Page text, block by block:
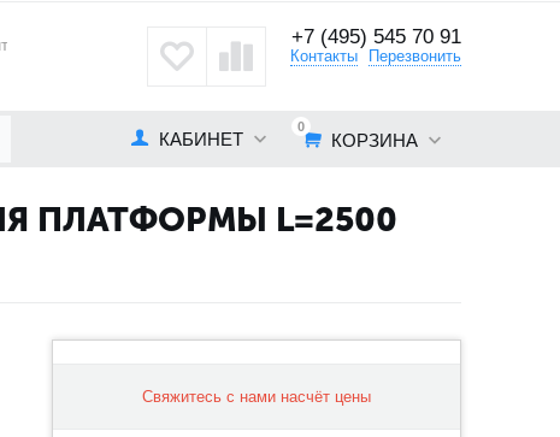
+7 (495) 545 70 91
Контакты Перезвонить
0
КОРЗИНА
КАБИНЕТ
ПЛАТФОРМЫ L=2500
Свяжитесь с нами насчёт цены